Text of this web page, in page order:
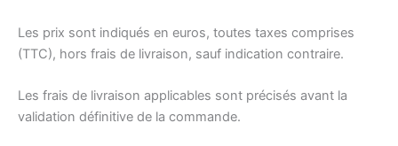
Les prix sont indiqués en euros, toutes taxes comprises
(TTC), hors frais de livraison, sauf indication contraire.
Les frais de livraison applicables sont précisés avant la
validation définitive de la commande.